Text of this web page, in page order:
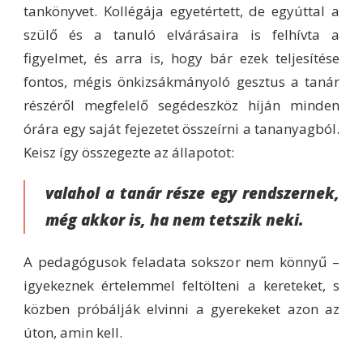
tankönyvet. Kollégája egyetértett, de egyúttal a
szülő és a tanuló elvárásaira is felhívta a
figyelmet, és arra is, hogy bár ezek teljesítése
fontos, mégis önkizsákmányoló gesztus a tanár
részéről megfelelő segédeszköz híján minden
órára egy saját fejezetet összeírni a tananyagból.
Keisz így összegezte az állapotot:
valahol a tanár része egy rendszernek,
még akkor is, ha nem tetszik neki.
A pedagógusok feladata sokszor nem könnyű –
igyekeznek értelemmel feltölteni a kereteket, s
közben próbálják elvinni a gyerekeket azon az
úton, amin kell.